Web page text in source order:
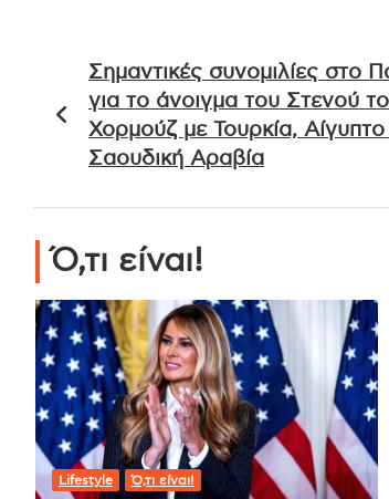
άρθρων
Σημαντικές συνομιλίες στο
για το άνοιγμα του Στενού
Χορμούζ με Τουρκία, Αίγυπτο
Σαουδική Αραβία
Ό,τι είναι!
Lifestyle Ό,τι είναι!